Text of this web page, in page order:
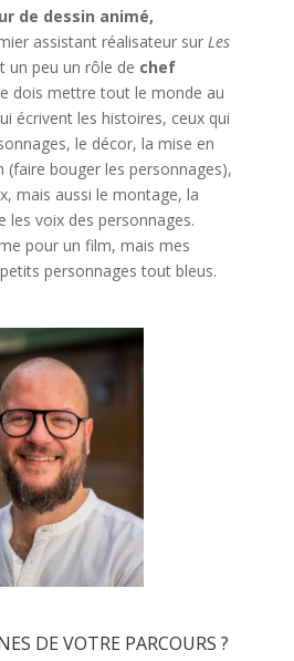
de dessin animé,
assistant réalisateur sur Les
un peu un rôle de chef
dois mettre tout le monde au
écrivent les histoires, ceux qui
le décor, la mise en
(faire bouger les personnages),
mais aussi le montage, la
les voix des personnages.
pour un film, mais mes
personnages tout bleus.
DE VOTRE PARCOURS ?